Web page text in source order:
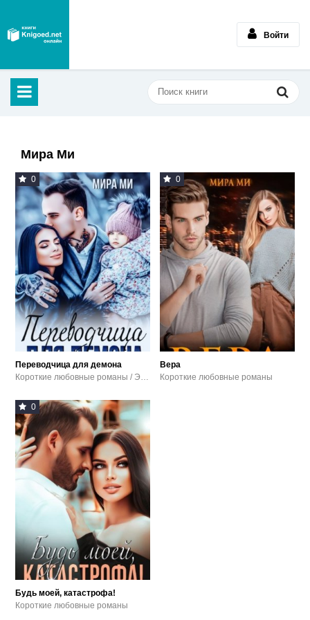
Войти
Мира Ми
0
Переводчица для демона
Короткие любовные романы / Эротика
0
Вера
Короткие любовные романы
0
Будь моей, катастрофа!
Короткие любовные романы